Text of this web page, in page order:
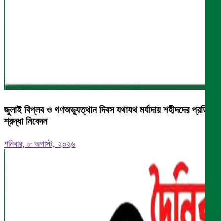
জুলাই বিপ্লব ও গণঅভ্যুত্থান দিবস যথাযথ মর্যাদায় শহীদদের প্রতি
শ্রদ্ধা নিবেদন
শনিবার, ৮ অগাস্ট, ২০২৬